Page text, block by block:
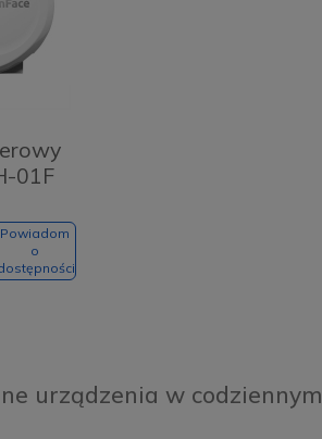
01F
Powiadom
o
urządzenia w codziennym